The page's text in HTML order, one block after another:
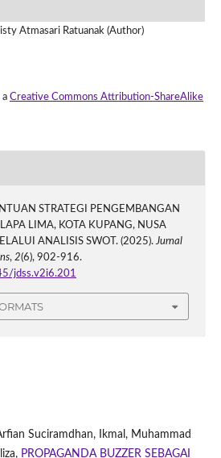
Atmasari Ratuanak (Author)
a Creative Commons Attribution-ShareAlike
STRATEGI PENGEMBANGAN
LIMA, KOTA KUPANG, NUSA
ANALISIS SWOT. (2025).Jurnal
, 2(6), 902-916.
jdss.v2i6.201
Suciramdhan, Ikmal, Muhammad
PROPAGANDA BUZZER SEBAGAI